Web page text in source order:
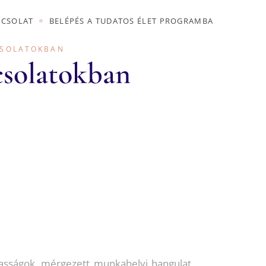
BELÉPÉS A TUDATOS ÉLET PROGRAMBA